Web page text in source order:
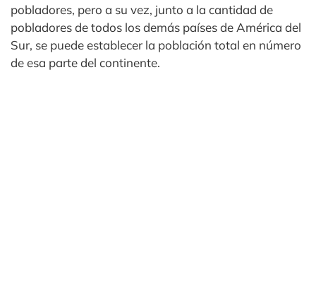
pobladores, pero a su vez, junto a la cantidad de
pobladores de todos los demás países de América del
Sur, se puede establecer la población total en número
de esa parte del continente.